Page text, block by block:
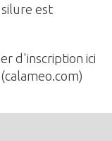
est
d'inscription ici